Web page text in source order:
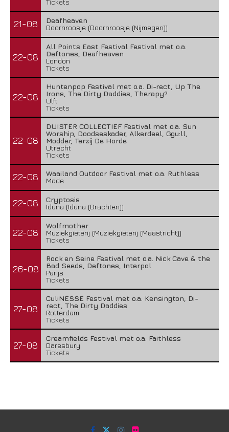
Tickets
21-08
Deafheaven
Doornroosje (Doornroosje (Nijmegen))
22-08
All Points East Festival Festival met o.a.
Deftones, Deafheaven
London
Tickets
22-08
Huntenpop Festival met o.a. Di-rect, Up The
Irons, The Dirty Daddies, Therapy?
Ulft
Tickets
22-08
DUISTER COLLECTIEF Festival met o.a. Sun
Worship, Doodseskader, Alkerdeel, Ggu:ll,
Modder, Terzij De Horde
Utrecht
Tickets
22-08
Waailand Outdoor Festival met o.a. Ruthless
Made
22-08
Cryptosis
Iduna (Iduna (Drachten))
22-08
Wolfmother
Muziekgieterij (Muziekgieterij (Maastricht))
Tickets
26-08
Rock en Seine Festival met o.a. Nick Cave & the
Bad Seeds, Deftones, Interpol
Parijs
Tickets
27-08
CuliNESSE Festival met o.a. Kensington, Di-
rect, The Dirty Daddies
Rotterdam
Tickets
27-08
Creamfields Festival met o.a. Faithless
Daresbury
Tickets